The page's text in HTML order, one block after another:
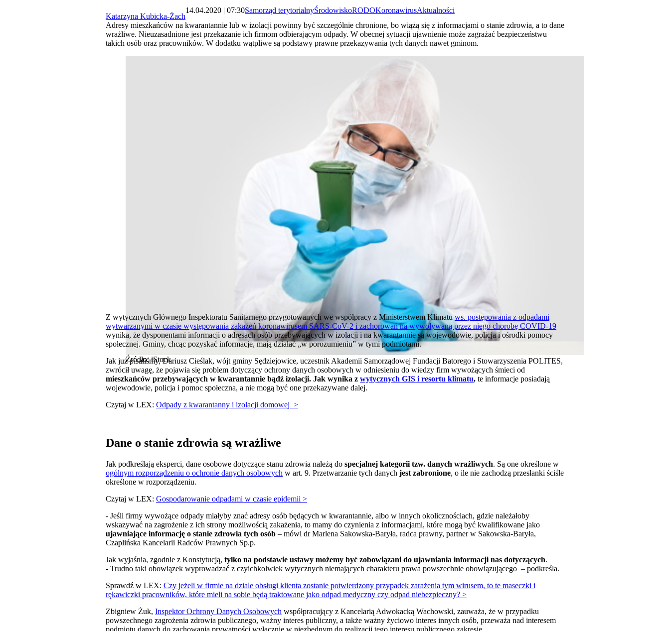
Katarzyna Kubicka-Żach
14.04.2020 | 07:30Samorząd terytorialnyŚrodowiskoRODOKoronawirusAktualności
Adresy mieszkańców na kwarantannie lub w izolacji powinny być szczególnie chronione, bo wiążą się z informacjami o stanie zdrowia, a to dane
wrażliwe. Nieuzasadnione jest przekazanie ich firmom odbierającym odpady. W obecnej sytuacji ujawnienie może zagrażać bezpieczeństwu
takich osób oraz pracowników. W dodatku wątpliwe są podstawy prawne przekazywania tych danych nawet gminom.
Źródło: iStock
Z wytycznych Głównego Inspektoratu Sanitarnego przygotowanych we współpracy z Ministerstwem Klimatuws. postępowania z odpadami
wytwarzanymi w czasie występowania zakażeń koronawirusem SARS-CoV-2 i zachorowań na wywoływaną przez niego chorobę COVID-19
wynika, że dysponentami informacji o adresach osób przebywających w izolacji i na kwarantannie są wojewodowie, policja i ośrodki pomocy
społecznej. Gminy, chcąc pozyskać informacje, mają działać „w porozumieniu” w tymi podmiotami.
Jak już pisaliśmy, Dariusz Cieślak, wójt gminy Sędziejowice, uczestnik Akademii Samorządowej Fundacji Batorego i Stowarzyszenia POLITES,
zwrócił uwagę, że pojawia się problem dotyczący ochrony danych osobowych w odniesieniu do wiedzy firm wywożących śmieci od
mieszkańców przebywających w kwarantannie bądź izolacji. Jak wynika z wytycznych GIS i resortu klimatu, te informacje posiadają
wojewodowie, policja i pomoc społeczna, a nie mogą być one przekazywane dalej.
Czytaj w LEX: Odpady z kwarantanny i izolacji domowej >
Dane o stanie zdrowia są wrażliwe
Jak podkreślają eksperci, dane osobowe dotyczące stanu zdrowia należą do specjalnej kategorii tzw. danych wrażliwych. Są one określone w
ogólnym rozporządzeniu o ochronie danych osobowych w art. 9. Przetwarzanie tych danych jest zabronione, o ile nie zachodzą przesłanki ściśle
określone w rozporządzeniu.
Czytaj w LEX: Gospodarowanie odpadami w czasie epidemii >
- Jeśli firmy wywożące odpady miałyby znać adresy osób będących w kwarantannie, albo w innych okolicznościach, gdzie należałoby
wskazywać na zagrożenie z ich strony możliwością zakażenia, to mamy do czynienia z informacjami, które mogą być kwalifikowane jako
ujawniające informację o stanie zdrowia tych osób – mówi dr Marlena Sakowska-Baryła, radca prawny, partner w Sakowska-Baryła,
Czaplińska Kancelarii Radców Prawnych Sp.p.
Jak wyjaśnia, zgodnie z Konstytucją, tylko na podstawie ustawy możemy być zobowiązani do ujawniania informacji nas dotyczących.
- Trudno taki obowiązek wyprowadzać z czyichkolwiek wytycznych niemających charakteru prawa powszechnie obowiązującego – podkreśla.
Sprawdź w LEX: Czy jeżeli w firmie na dziale obsługi klienta zostanie potwierdzony przypadek zarażenia tym wirusem, to te maseczki i
rękawiczki pracowników, które mieli na sobie będą traktowane jako odpad medyczny czy odpad niebezpieczny? >
Zbigniew Żuk, Inspektor Ochrony Danych Osobowych współpracujący z Kancelarią Adwokacką Wachowski, zauważa, że w przypadku
powszechnego zagrożenia zdrowia publicznego, ważny interes publiczny, a także ważny życiowo interes innych osób, przeważa nad interesem